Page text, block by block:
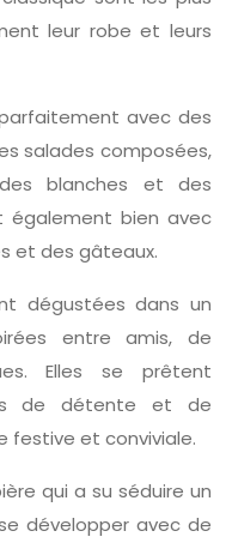
leur robe et leurs
avec des
salades composées,
blanches et des
également bien avec
et des gâteaux.
dégustées dans un
entre amis, de
Elles se prêtent
de détente et de
festive et conviviale.
qui a su séduire un
développer avec de